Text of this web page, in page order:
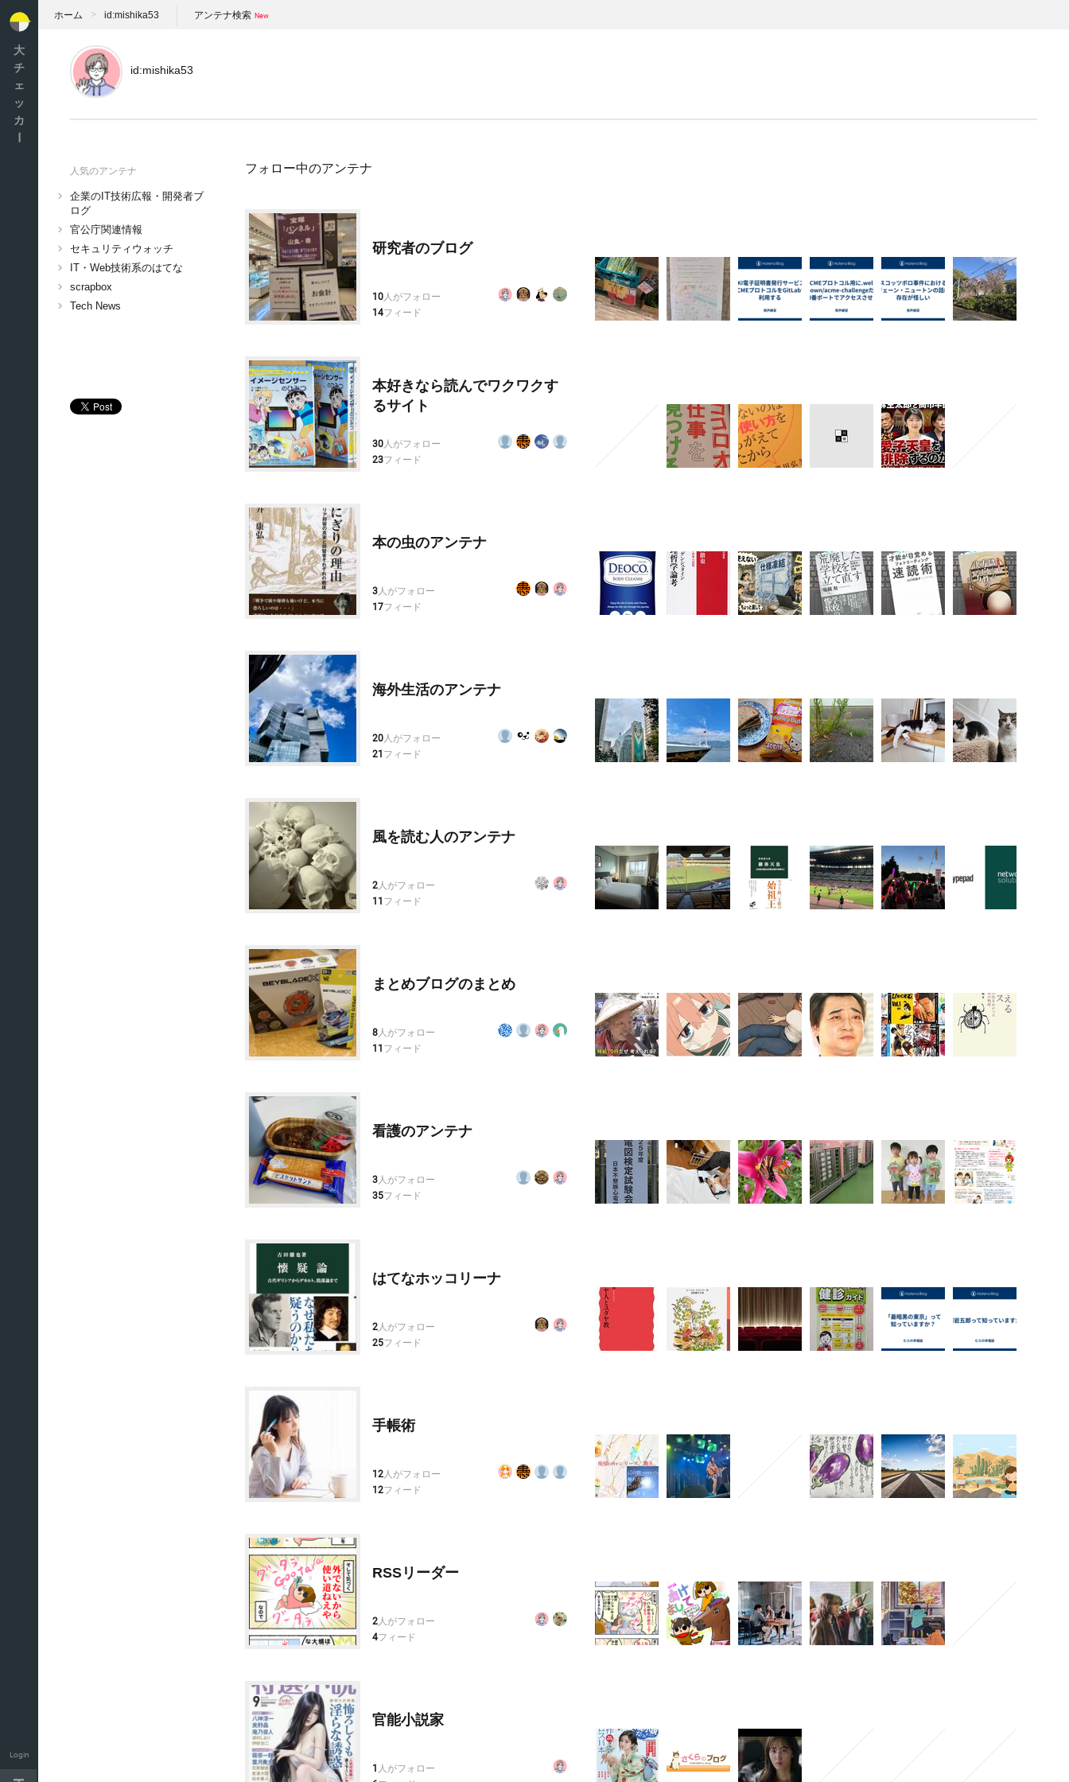
大
チ
ェ
ッ
カ
Login
ホーム id:mishika53 アンテナ検索
id:mishika53
人気のアンテナ
企業のIT技術広報・開発者ブ
ログ
官公庁関連情報
セキュリティウォッチ
IT・Web技術系のはてな
scrapbox
Tech News
フォロー中のアンテナ
研究者のブログ
10人がフォロー
14フィード
本好きなら読んでワクワクす
るサイト
30人がフォロー
23フィード
本の虫のアンテナ
3人がフォロー
17フィード
海外生活のアンテナ
20人がフォロー
21 フィード
風を読む人のアンテナ
2人がフォロー
11 フィード
まとめブログのまとめ
8人がフォロー
11 フィード
看護のアンテナ
3人がフォロー
35フィード
はてなホッコリーナ
2人がフォロー
25フィード
手帳術
12人がフォロー
12フィード
RSSリーダー
2人がフォロー
4フィード
官能小説家
1 人がフォロー